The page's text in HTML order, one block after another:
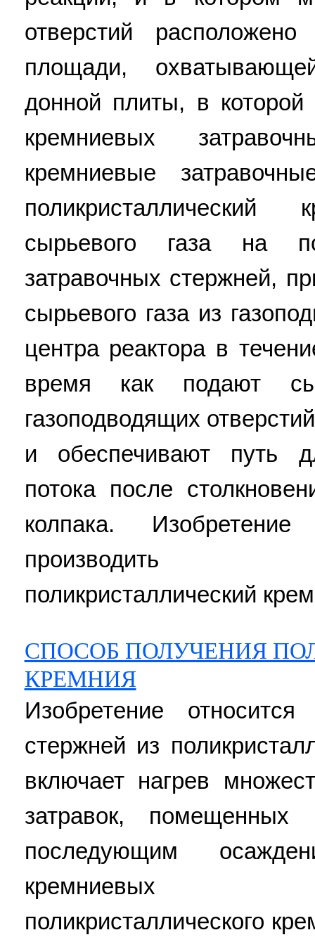
отверстий
площади,
донной плиты, в которой
кремниевых
кремниевые
сырьевого газа на
затравочных стержней,
сырьевого газа из
центра реактора в
время как подают
газоподводящих
и обеспечивают путь
потока после
колпака.
производить
поликристаллический
СПОСОБ ПОЛУЧЕНИЯ
КРЕМНИЯ
Изобретение
стержней из
включает нагрев
затравок,
последующим
кремниевых
поликристаллического